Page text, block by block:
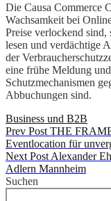
Die Causa Commerce
Wachsamkeit bei
Preise verlockend sind,
lesen und verdächtige
der
eine frühe Meldung
Schutzmechanismen
Abbuchungen sind.
Categories
Business und B2B
Previous
Post
Prev Post THE
Eventlocation für
Next
Post
Next Post Alexander
Adlern Mannheim
Suchen